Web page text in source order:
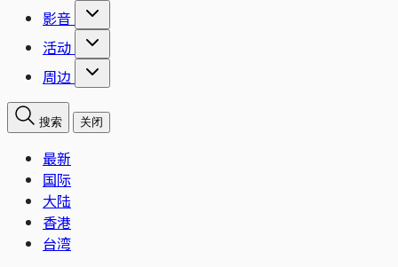
影音
活动
周边
搜索 关闭
最新
国际
大陆
香港
台湾